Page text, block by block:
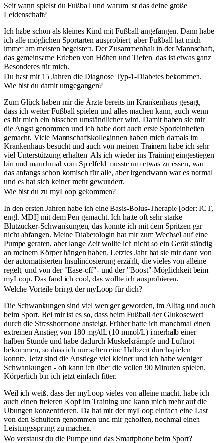
Seit wann spielst du Fußball und warum ist das deine große
Leidenschaft?
Ich habe schon als kleines Kind mit Fußball angefangen. Dann habe
ich alle möglichen Sportarten ausprobiert, aber Fußball hat mich
immer am meisten begeistert. Der Zusammenhalt in der Mannschaft,
das gemeinsame Erleben von Höhen und Tiefen, das ist etwas ganz
Besonderes für mich.
Du hast mit 15 Jahren die Diagnose Typ-1-Diabetes bekommen.
Wie bist du damit umgegangen?
Zum Glück haben mir die Ärzte bereits im Krankenhaus gesagt,
dass ich weiter Fußball spielen und alles machen kann, auch wenn
es für mich ein bisschen umständlicher wird. Damit haben sie mir
die Angst genommen und ich habe dort auch erste Sporteinheiten
gemacht. Viele Mannschaftskolleginnen haben mich damals im
Krankenhaus besucht und auch von meinen Trainern habe ich sehr
viel Unterstützung erhalten. Als ich wieder ins Training eingestiegen
bin und manchmal vom Spielfeld musste um etwas zu essen, war
das anfangs schon komisch für alle, aber irgendwann war es normal
und es hat sich keiner mehr gewundert.
Wie bist du zu myLoop gekommen?
In den ersten Jahren habe ich eine Basis-Bolus-Therapie [oder: ICT,
engl. MDI] mit dem Pen gemacht. Ich hatte oft sehr starke
Blutzucker-Schwankungen, das konnte ich mit dem Spritzen gar
nicht abfangen. Meine Diabetologin hat mir zum Wechsel auf eine
Pumpe geraten, aber lange Zeit wollte ich nicht so ein Gerät ständig
an meinem Körper hängen haben. Letztes Jahr hat sie mir dann von
der automatisierten Insulindosierung erzählt, die vieles von alleine
regelt, und von der "Ease-off"- und der "Boost"-Möglichkeit beim
myLoop. Das fand ich cool, das wollte ich ausprobieren.
Welche Vorteile bringt der myLoop für dich?
Die Schwankungen sind viel weniger geworden, im Alltag und auch
beim Sport. Bei mir ist es so, dass beim Fußball der Glukosewert
durch die Stresshormone ansteigt. Früher hatte ich manchmal einen
extremen Anstieg von 180 mg/dL (10 mmol/L) innerhalb einer
halben Stunde und habe dadurch Muskelkrämpfe und Luftnot
bekommen, so dass ich nur selten eine Halbzeit durchspielen
konnte. Jetzt sind die Anstiege viel kleiner und ich habe weniger
Schwankungen - oft kann ich über die vollen 90 Minuten spielen.
Körperlich bin ich jetzt einfach fitter.
Weil ich weiß, dass der myLoop vieles von alleine macht, habe ich
auch einen freieren Kopf im Training und kann mich mehr auf die
Übungen konzentrieren. Da hat mir der myLoop einfach eine Last
von den Schultern genommen und mir geholfen, nochmal einen
Leistungssprung zu machen.
Wo verstaust du die Pumpe und das Smartphone beim Sport?